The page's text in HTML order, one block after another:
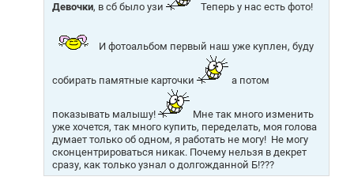
Девочки, в сб было узи Теперь у нас есть фото!
И фотоальбом первый наш уже куплен, буду
собирать памятные карточки а потом
показывать малышу!
Мне так много изменить
уже хочется, так много купить, переделать, моя голова
думает только об одном, я работать не могу! Не могу
сконцентрироваться никак. Почему нельзя в декрет
сразу, как только узнал о долгожданной Б!???